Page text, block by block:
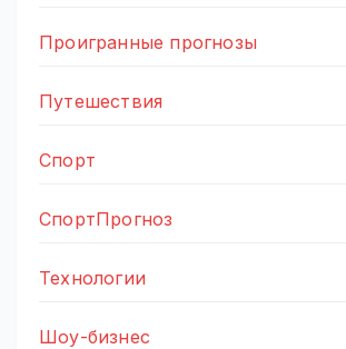
Проигранные прогнозы
Путешествия
Спорт
СпортПрогноз
Технологии
Шоу-бизнес